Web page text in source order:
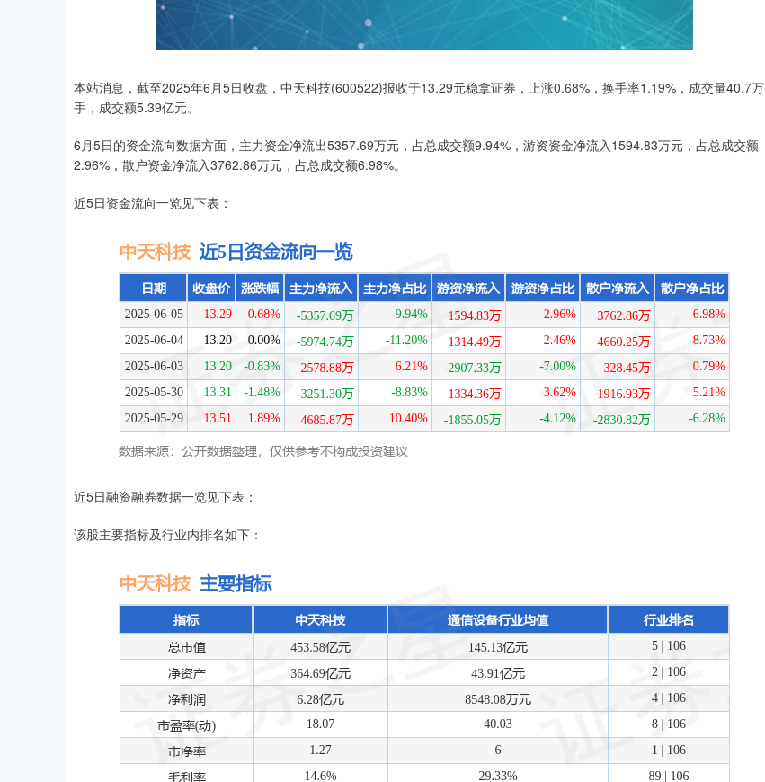
本站消息，截至2025年6月5日收盘，中天科技(600522)报收于13.29元稳拿证券，上涨0.68%，换手率1.19%，成交量40.7万
手，成交额5.39亿元。
6月5日的资金流向数据方面，主力资金净流出5357.69万元，占总成交额9.94%，游资资金净流入1594.83万元，占总成交额
2.96%，散户资金净流入3762.86万元，占总成交额6.98%。
近5日资金流向一览见下表：
近5日融资融券数据一览见下表：
该股主要指标及行业内排名如下：
深证成指 14311.01 200.89 1.42% 沪深300 4694.44 43.13